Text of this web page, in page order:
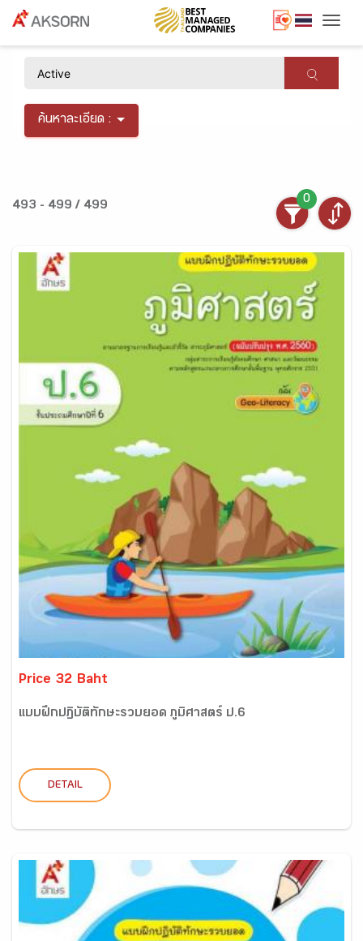
ค้นหาละเอียด :
493 - 499 / 499
0
Price 32 Baht
แบบฝึกปฏิบัติทักษะรวบยอด ภูมิศาสตร์ ป.6
DETAIL